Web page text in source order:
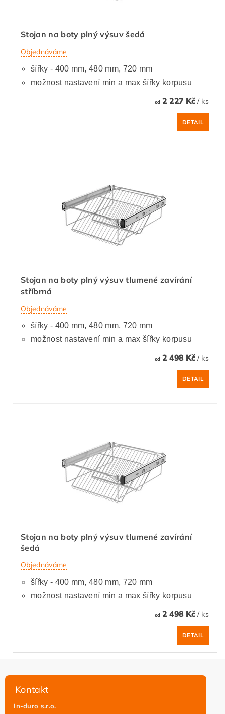
Stojan na boty plný výsuv šedá
Objednáváme
šířky - 400 mm, 480 mm, 720 mm
možnost nastavení min a max šířky korpusu
od2 227 Kč / ks
DETAIL
Stojan na boty plný výsuv tlumené zavírání
stříbrná
Objednáváme
šířky - 400 mm, 480 mm, 720 mm
možnost nastavení min a max šířky korpusu
od2 498 Kč / ks
DETAIL
Stojan na boty plný výsuv tlumené zavírání
šedá
Objednáváme
šířky - 400 mm, 480 mm, 720 mm
možnost nastavení min a max šířky korpusu
od2 498 Kč / ks
DETAIL
Kontakt
In-duro s.r.o.